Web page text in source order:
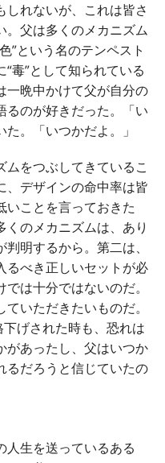
れないが、これは皆さ
。父は多くのメカニズム
”という名のテンペスト
毒”として知られている
一晩中かけて父が自分の
るのが好きだった。「い
。「いつかだよ。」
をつぶしてきているこ
、デザインの命中率は皆
いことを言っておきた
のメカニズムは、あり
明するから。第二は、
るべき正しいセットが必
は十分ではないのだ。
いただきたいものだ。
げされた時も、恐れは
があったし、父はいつか
るだろうと信じていたの
人生を送っているある